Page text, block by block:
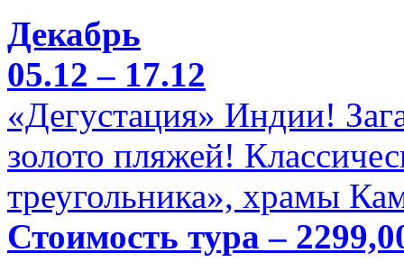
Декабрь
05.12 – 17.12
«Дегустация» Индии!
золото пляжей!
треугольника», храмы
Стоимость тура –